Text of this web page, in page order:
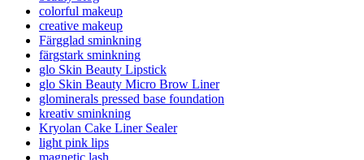
colorful makeup
creative makeup
Färgglad sminkning
färgstark sminkning
glo Skin Beauty Lipstick
glo Skin Beauty Micro Brow Liner
glominerals pressed base foundation
kreativ sminkning
Kryolan Cake Liner Sealer
light pink lips
magnetic lash